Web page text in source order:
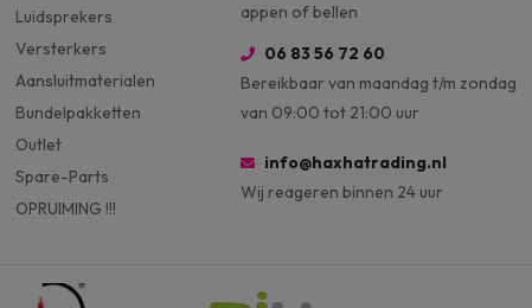
Luidsprekers
Versterkers
Aansluitmaterialen
Bundelpakketten
Outlet
Spare-Parts
OPRUIMING !!!
appen of bellen
06 83 56 72 60
Bereikbaar van maandag t/m zondag
van 09:00 tot 21:00 uur
info@haxhatrading.nl
Wij reageren binnen 24 uur